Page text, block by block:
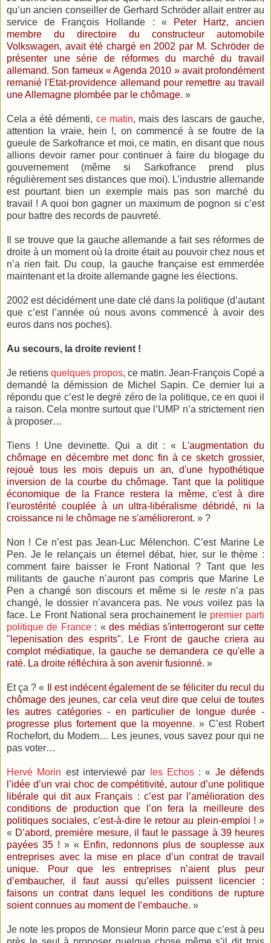
qu’un ancien conseiller de Gerhard Schröder allait entrer au
service de François Hollande : «
Peter Hartz, ancien
membre du directoire du constructeur automobile
Volkswagen, avait été chargé en 2002 par M. Schröder de
présenter une série de réformes du marché du travail
allemand. Son fameux « Agenda 2010 » avait profondément
remanié l'Etat-providence allemand pour remettre au travail
une Allemagne plombée par le chômage. »
Cela a été démenti, ce matin, mais des lascars de gauche,
attention la vraie, hein !, on commencé à se foutre de la
gueule de Sarkofrance et moi, ce matin, en disant que nous
allions devoir ramer pour continuer à faire du blogage du
gouvernement (même si Sarkofrance prend plus
régulièrement ses distances que moi). L’industrie allemande
est pourtant bien un exemple mais pas son marché du
travail ! A quoi bon gagner un maximum de pognon si c’est
pour battre des records de pauvreté.
Il se trouve que la gauche allemande a fait ses réformes de
droite à un moment où la droite était au pouvoir chez nous et
n’a rien fait. Du coup, la gauche française est emmerdée
maintenant et la droite allemande gagne les élections.
2002 est décidément une date clé dans la politique (d’autant
que c’est l’année où nous avons commencé à avoir des
euros dans nos poches).
Au secours, la droite revient !
Je retiens quelques propos, ce matin. Jean-François Copé a
demandé la démission de Michel Sapin. Ce dernier lui a
répondu que c’est le degré zéro de la politique, ce en quoi il
a raison. Cela montre surtout que l’UMP n’a strictement rien
à proposer…
Tiens ! Une devinette. Qui a dit : «
L'augmentation du
chômage en décembre met donc fin à ce sketch grossier,
rejoué tous les mois depuis un an, d'une hypothétique
inversion de la courbe du chômage. Tant que la politique
économique de la France restera la même, c'est à dire
l'eurostérité couplée à un ultra-libéralisme débridé, ni la
croissance ni le chômage ne s'amélioreront. » ?
Non ! Ce n’est pas Jean-Luc Mélenchon. C’est Marine Le
Pen. Je le relançais un éternel débat, hier, sur le thème :
comment faire baisser le Front National ? Tant que les
militants de gauche n’auront pas compris que Marine Le
Pen a changé son discours et même si le resten’a pas
changé, le dossier n’avancera pas. Ne vous voilez pas la
face. Le Front National sera prochainement le premier parti
politique de France: «des médias s'interrogeront sur cette
"lepenisation des esprits". Le Front de gauche criera au
complot médiatique, la gauche se demandera ce qu'elle a
raté. La droite réfléchira à son avenir fusionné. »
Et ça ? «
Il est indécent également de se féliciter du recul du
chômage des jeunes, car cela veut dire que celui de toutes
les autres catégories - en particulier de longue durée -
progresse plus fortement que la moyenne.» C’est Robert
Rochefort, du Modem… Les jeunes, vous savez pour qui ne
pas voter…
Hervé Morin est interviewé par les Echos: « Je défends
l’idée d’un vrai choc de compétitivité, autour d’une politique
libérale qui dit aux Français : c’est par l’amélioration des
conditions de production que l’on fera la meilleure des
politiques sociales, c’est-à-dire le retour au plein-emploi ! »
« D’abord, première mesure, il faut le passage à 39 heures
payées 35 ! » « Enfin, redonnons plus de souplesse aux
entreprises avec la mise en place d’un contrat de travail
unique. Pour que les entreprises n’aient plus peur
d’embaucher, il faut aussi qu’elles puissent licencier :
faisons un contrat dans lequel les conditions de rupture
soient connues au moment de l’embauche. »
Je note les propos de Monsieur Morin parce que c’est à peu